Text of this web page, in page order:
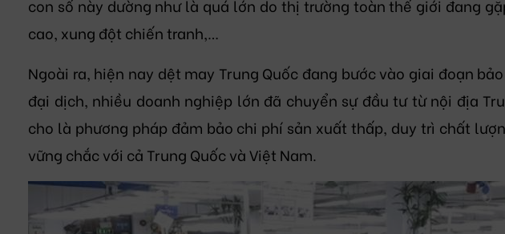
con số này dường như là quá lớn do thị trường toàn thế giới đang
cao, xung đột chiến tranh,…
Ngoài ra, hiện nay dệt may Trung Quốc đang bước vào giai đoạn
đại dịch, nhiều doanh nghiệp lớn đã chuyển sự đầu tư từ nội địa
cho là phương pháp đảm bảo chi phí sản xuất thấp, duy trì chất
vững chắc với cả Trung Quốc và Việt Nam.